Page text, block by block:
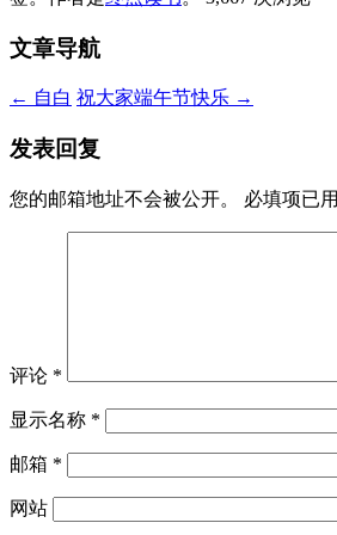
文章导航
← 自白 祝大家端午节快乐 →
发表回复
您的邮箱地址不会被公开。 必填项已用
评论 *
显示名称 *
邮箱 *
网站